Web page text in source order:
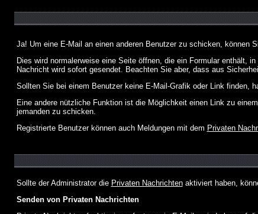
Ja! Um eine E-Mail an einen anderen Benutzer zu schicken, können
Dies wird normalerweise eine Seite öffnen, die ein Formular enthält,
Nachricht wird sofort gesendet. Beachten Sie aber, dass aus
Sollten Sie bei einem Benutzer keine E-Mail-Grafik oder Link finden,
Eine andere nützliche Funktion ist die Möglichkeit einen Link zu
jemanden zu schicken.
Registrierte Benutzer können auch Meldungen mit dem Privaten
Sollte der Administrator die Privaten Nachrichtenaktiviert haben,
Senden von Privaten Nachrichten